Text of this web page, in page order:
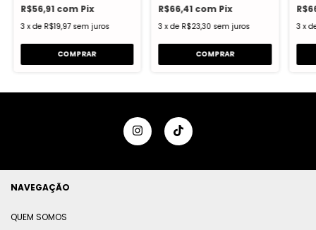
R$56,91 com Pix
3 xde R$19,97 sem juros
R$66,41 com Pix
3 xde R$23,30 sem juros 3 x
NAVEGAÇÃO
QUEM SOMOS